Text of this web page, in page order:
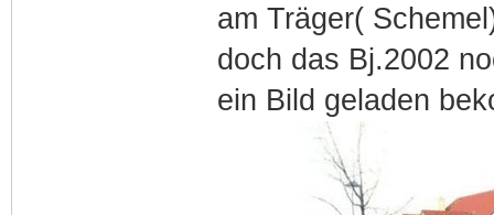
am Träger(
doch das Bj.2002
ein Bild geladen